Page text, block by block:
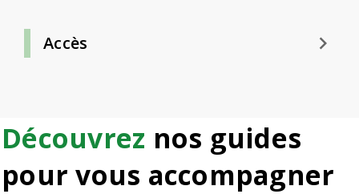
Accès keyboard_arrow_right
Découvrez nos guides
pour vous accompagner